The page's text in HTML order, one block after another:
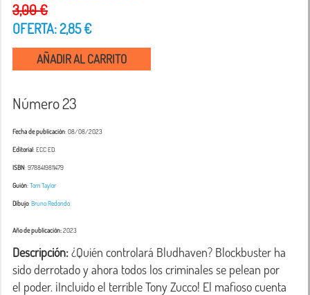
3,00 €
OFERTA: 2,85 €
AÑADIR AL CARRITO
Número 23
Fecha de publicación: 08/08/2023
Editorial: ECC ED.
ISBN: 9788419811479
Guión:Tom Taylor
Dibujo:Bruno Redondo
Año de publicación:2023
Descripción: ¿Quién controlará Bludhaven? Blockbuster ha
sido derrotado y ahora todos los criminales se pelean por
el poder. ¡Incluido el terrible Tony Zucco! El mafioso cuenta